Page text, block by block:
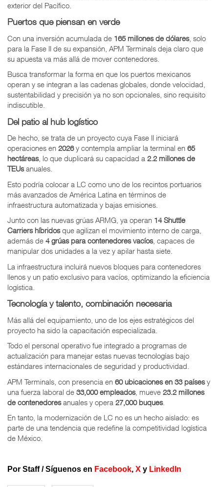
exterior del Pacífico.
Puertos que piensan en verde
Con una inversión acumulada de 165 millones de dólares, solo
para la Fase II de su expansión, APM Terminals deja claro que
su apuesta va más allá de mover contenedores.
Busca transformar la forma en que los puertos mexicanos
operan y se integran a las cadenas globales, donde velocidad,
sustentabilidad y precisión ya no son opcionales, sino requisito
indiscutible.
Del patio al hub logístico
De hecho, se trata de un proyecto cuya Fase II iniciará
operaciones en 2026y contempla ampliar la terminal en 65
hectáreas, lo que duplicará su capacidad a 2.2 millones de
TEUsanuales.
Esto podría colocar a LC como uno de los recintos portuarios
más avanzados de América Latina en términos de
infraestructura automatizada y bajas emisiones.
Junto con las nuevas grúas ARMG, ya operan 14 Shuttle
Carriers híbridosque agilizan el movimiento interno de carga,
además de 4 grúas para contenedores vacíos, capaces de
manipular dos unidades a la vez y apilar hasta siete.
La infraestructura incluirá nuevos bloques para contenedores
llenos y un patio exclusivo para vacíos, optimizando la eficiencia
logística.
Tecnología y talento, combinación necesaria
Más allá del equipamiento, uno de los ejes estratégicos del
proyecto ha sido la capacitación especializada.
Todo el personal operativo fue integrado a programas de
actualización para manejar estas nuevas tecnologías bajo
estándares internacionales de seguridad y productividad.
APM Terminals, con presencia en 60 ubicaciones en 33 paísesy
una fuerza laboral de 33,000 empleados, mueve 23.2 millones
de contenedoresanuales y opera 27,000 buques.
En tanto, la modernización de LC no es un hecho aislado: es
parte de una tendencia que redefine la competitividad logística
de México.
Por Staff /Síguenos en Facebook, X y LinkedIn